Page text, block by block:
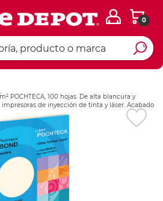
0
POCHTECA, 100 hojas. De alta blancura y
de inyección de tinta y láser. Acabado
Ingresar Codigo